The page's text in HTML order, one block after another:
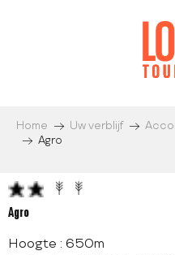
Home Uw verblijf
Agro
Agro
Hoogte : 650m